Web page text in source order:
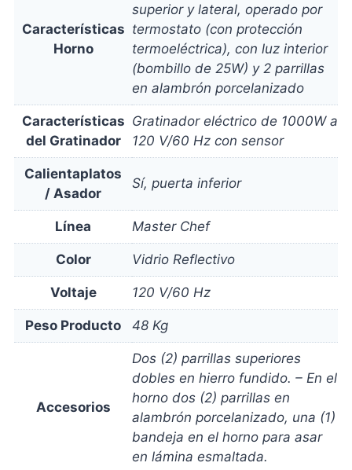
Características
Horno
superior y lateral, operado por
termostato (con protección
termoeléctrica), con luz interior
(bombillo de 25W) y 2 parrillas
en alambrón porcelanizado
Características
del Gratinador
Gratinador eléctrico de 1000W a
120 V/60 Hz con sensor
Calientaplatos
/ Asador
Sí, puerta inferior
Línea Master Chef
Color Vidrio Reflectivo
Voltaje 120 V/60 Hz
Peso Producto 48 Kg
Accesorios
Dos (2) parrillas superiores
dobles en hierro fundido. – En el
horno dos (2) parrillas en
alambrón porcelanizado, una (1)
bandeja en el horno para asar
en lámina esmaltada.